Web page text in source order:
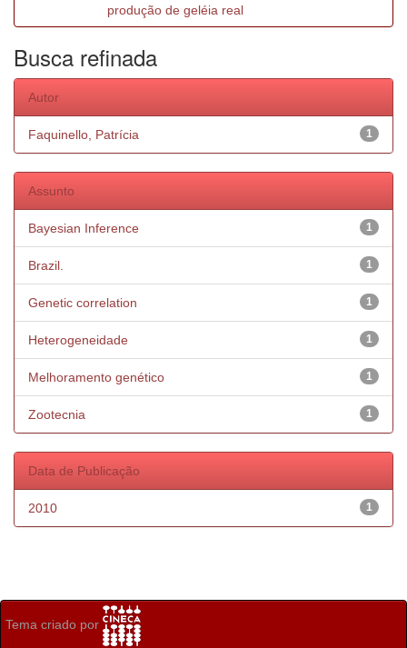
produção de geléia real
Busca refinada
Autor
1
Faquinello, Patrícia
Assunto
1
Bayesian Inference
1
Brazil.
1
Genetic correlation
1
Heterogeneidade
1
Melhoramento genético
1
Zootecnia
Data de Publicação
1
2010
Tema criado por